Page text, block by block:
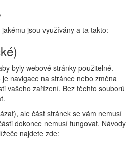
jsou využívány a ta takto:
byly webové stránky použitelné.
navigace na stránce nebo změna
vašeho zařízení. Bez těchto souborů
ale část stránek se vám nemusí
dokonce nemusí fungovat. Návody
najdete zde: